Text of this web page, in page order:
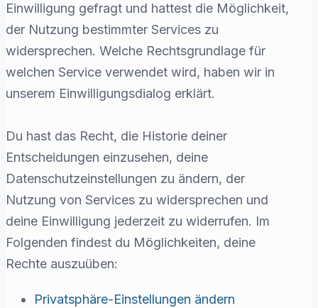
Einwilligung gefragt und hattest die Möglichkeit,
der Nutzung bestimmter Services zu
widersprechen. Welche Rechtsgrundlage für
welchen Service verwendet wird, haben wir in
unserem Einwilligungsdialog erklärt.
Du hast das Recht, die Historie deiner
Entscheidungen einzusehen, deine
Datenschutzeinstellungen zu ändern, der
Nutzung von Services zu widersprechen und
deine Einwilligung jederzeit zu widerrufen. Im
Folgenden findest du Möglichkeiten, deine
Rechte auszuüben:
Privatsphäre-Einstellungen ändern